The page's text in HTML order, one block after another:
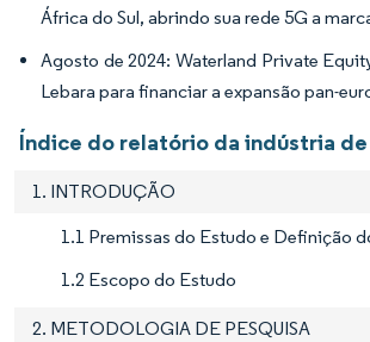
África do Sul, abrindo sua rede 5G a
Agosto de 2024: Waterland Private
Lebara para financiar a expansão pan-
Índice do relatório da indústria
1. INTRODUÇÃO
1.1 Premissas do Estudo e Definição
1.2 Escopo do Estudo
2. METODOLOGIA DE PESQUISA